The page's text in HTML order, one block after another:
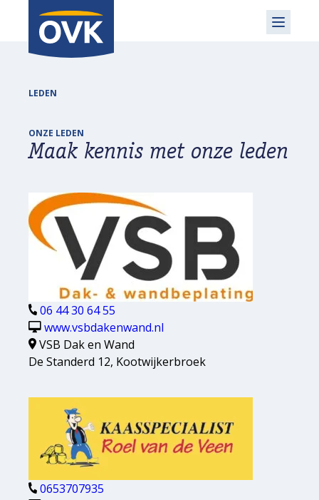
LEDEN
ONZE LEDEN
Maak kennis met onze leden
06 44 30 64 55
www.vsbdakenwand.nl
VSB Dak en Wand
De Standerd 12, Kootwijkerbroek
0653707935